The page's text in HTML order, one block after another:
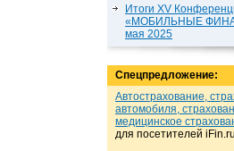
Итоги XV
«МОБИЛЬНЫЕ
мая 2025
Спецпредложение:
Автострахование,
автомобиля,
медицинское
для посетителей iFin.ru